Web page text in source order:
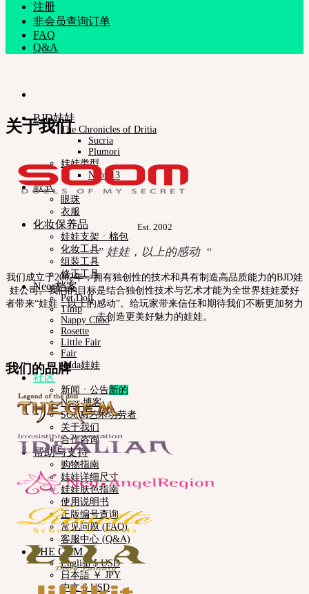
注册
非会员查询订单
FAQ
Q&A
BJD娃娃
The Chronicles of Dritia
Sucria
Plumori
娃娃类型
Neor 13
款式
眼珠
衣服
化妆保养品
娃娃支架ㆍ棉包
化妆工具
组装工具
修正工具
Neor档案
Pet Doll
Timp
Nappy Choo
Rosette
Little Fair
Fair
iMda娃娃
社区
新闻ㆍ公告
Neor 博客
SOOM艺术功劳者
关于我们
合作咨询
帮助与支持
购物指南
娃娃详细尺寸
娃娃肤色指南
使用说明书
正版编号查询
常见问题 (FAQ)
客服中心 (Q&A)
THE GEM
English $ USD
日本語 ￥ JPY
中文 $ USD
关于我们
Est. 2002
” 娃娃，以上的感动 “
我们成立于2002年，拥有独创性的技术和具有制造高品质能力的BJD娃
娃公司。我们的目标是结合独创性技术与艺术才能为全世界娃娃爱好
者带来“娃娃，以上的感动”。给玩家带来信任和期待我们不断更加努力
去创造更美好魅力的娃娃。
我们的品牌